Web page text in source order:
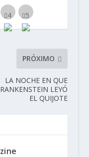
PRÓXIMO
LA NOCHE EN QUE
LEYÓ
EL QUIJOTE